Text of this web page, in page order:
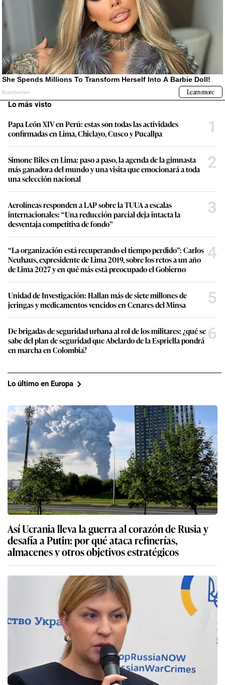
Lo más visto
Papa León XIV en Perú: estas son todas las actividades
confirmadas en Lima, Chiclayo, Cusco y Pucallpa
1
Simone Biles en Lima: paso a paso, la agenda de la gimnasta
más ganadora del mundo y una visita que emocionará a toda
una selección nacional
2
Aerolíneas responden a LAP sobre la TUUA a escalas
internacionales: “Una reducción parcial deja intacta la
desventaja competitiva de fondo”
3
“La organización está recuperando el tiempo perdido”: Carlos
Neuhaus, expresidente de Lima 2019, sobre los retos a un año
de Lima 2027 y en qué más está preocupado el Gobierno
4
Unidad de Investigación: Hallan más de siete millones de
jeringas y medicamentos vencidos en Cenares del Minsa
5
De brigadas de seguridad urbana al rol de los militares: ¿qué se
sabe del plan de seguridad que Abelardo de la Espriella pondrá
en marcha en Colombia?
6
Lo último en Europa
Así Ucrania lleva la guerra al corazón de Rusia y
desafía a Putin: por qué ataca refinerías,
almacenes y otros objetivos estratégicos